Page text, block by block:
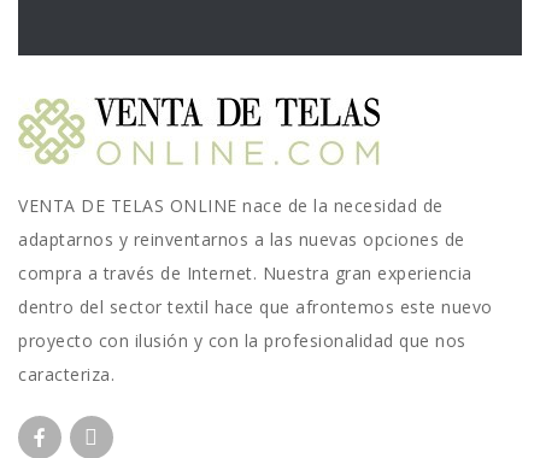
VENTA DE TELAS ONLINE nace de la necesidad de
adaptarnos y reinventarnos a las nuevas opciones de
compra a través de Internet. Nuestra gran experiencia
dentro del sector textil hace que afrontemos este nuevo
proyecto con ilusión y con la profesionalidad que nos
caracteriza.